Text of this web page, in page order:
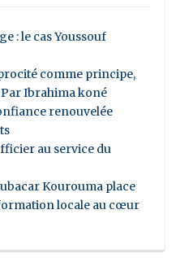
: le cas Youssouf
comme principe,
Ibrahima koné
renouvelée
au service du
Kourouma place
locale au cœur